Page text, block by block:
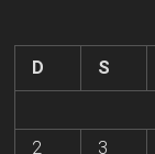
D
S
2
3